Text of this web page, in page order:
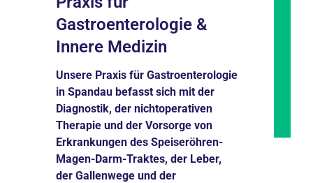
Gastroenterologie &
Innere Medizin
Unsere Praxis für Gastroenterologie
in Spandau befasst sich mit der
Diagnostik, der nichtoperativen
Therapie und der Vorsorge von
Erkrankungen des Speiseröhren-
Magen-Darm-Traktes, der Leber,
der Gallenwege und der